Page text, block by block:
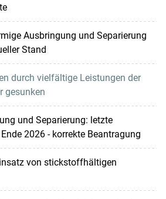
Ausbringung und Separierung
Stand
durch vielfältige Leistungen der
gesunken
und Separierung: letzte
2026 - korrekte Beantragung
von stickstoffhältigen